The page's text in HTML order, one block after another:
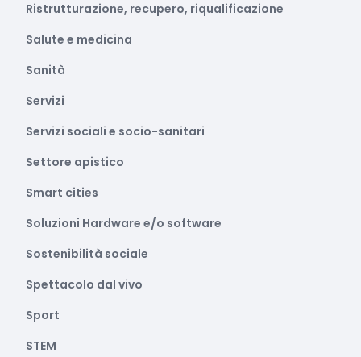
Ristrutturazione, recupero, riqualificazione
Salute e medicina
Sanità
Servizi
Servizi sociali e socio-sanitari
Settore apistico
Smart cities
Soluzioni Hardware e/o software
Sostenibilità sociale
Spettacolo dal vivo
Sport
STEM